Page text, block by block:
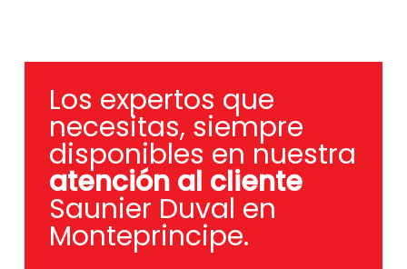
Los expertos que
necesitas, siempre
disponibles en nuestra
atención al cliente
Saunier Duval en
Monteprincipe.